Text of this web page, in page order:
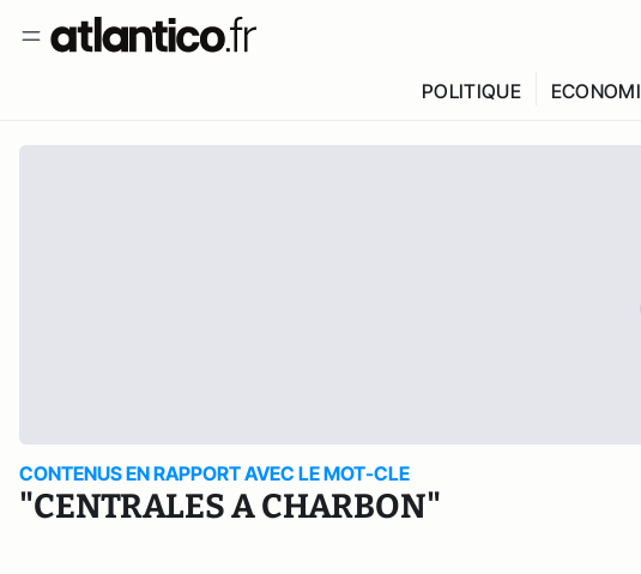
POLITIQUE
CONTENUS EN RAPPORT AVEC LE MOT-CLE
"CENTRALES A CHARBON"